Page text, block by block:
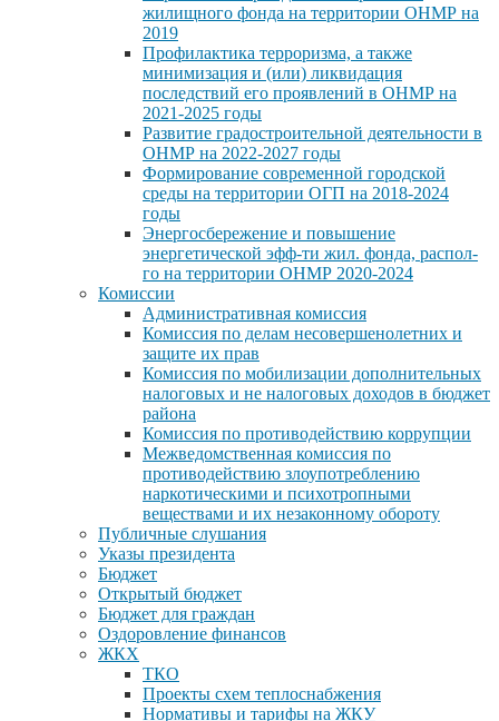
жилищного фонда на территории ОНМР на
2019
Профилактика терроризма, а также
минимизация и (или) ликвидация
последствий его проявлений в ОНМР на
2021-2025 годы
Развитие градостроительной деятельности в
ОНМР на 2022-2027 годы
Формирование современной городской
среды на территории ОГП на 2018-2024
годы
Энергосбережение и повышение
энергетической эфф-ти жил. фонда, распол-
го на территории ОНМР 2020-2024
Комиссии
Административная комиссия
Комиссия по делам несовершенолетних и
защите их прав
Комиссия по мобилизации дополнительных
налоговых и не налоговых доходов в бюджет
района
Комиссия по противодействию коррупции
Межведомственная комиссия по
противодействию злоупотреблению
наркотическими и психотропными
веществами и их незаконному обороту
Публичные слушания
Указы президента
Бюджет
Открытый бюджет
Бюджет для граждан
Оздоровление финансов
ЖКХ
ТКО
Проекты схем теплоснабжения
Нормативы и тарифы на ЖКУ